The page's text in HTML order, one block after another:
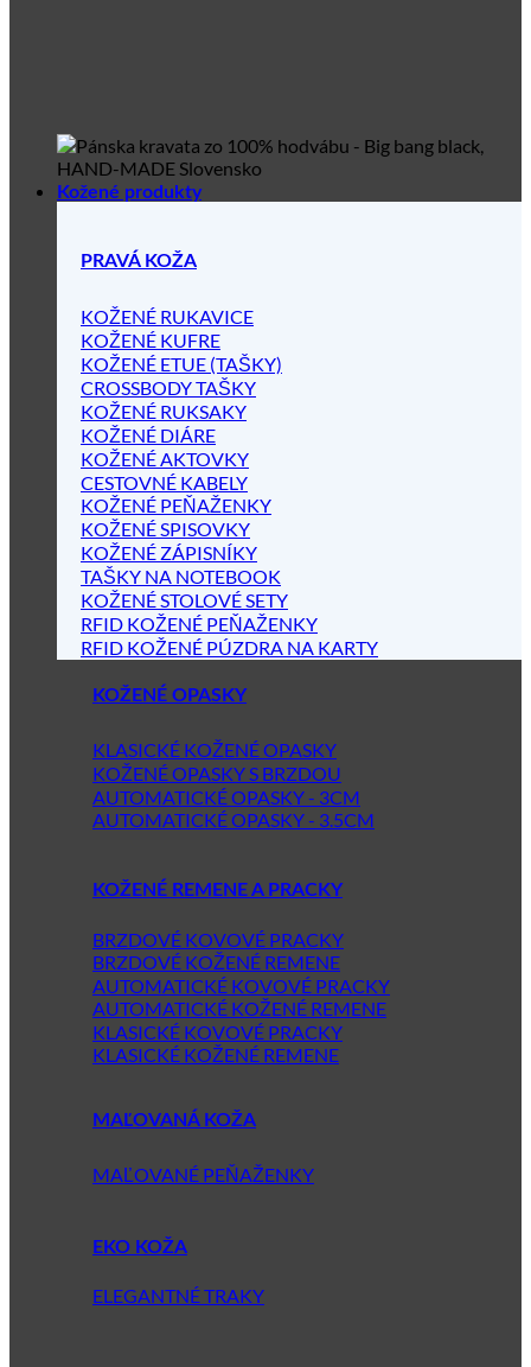
Kožené produkty
PRAVÁ KOŽA
KOŽENÉ RUKAVICE
KOŽENÉ KUFRE
KOŽENÉ ETUE (TAŠKY)
CROSSBODY TAŠKY
KOŽENÉ RUKSAKY
KOŽENÉ DIÁRE
KOŽENÉ AKTOVKY
CESTOVNÉ KABELY
KOŽENÉ PEŇAŽENKY
KOŽENÉ SPISOVKY
KOŽENÉ ZÁPISNÍKY
TAŠKY NA NOTEBOOK
KOŽENÉ STOLOVÉ SETY
RFID KOŽENÉ PEŇAŽENKY
RFID KOŽENÉ PÚZDRA NA KARTY
KOŽENÉ OPASKY
KLASICKÉ KOŽENÉ OPASKY
KOŽENÉ OPASKY S BRZDOU
AUTOMATICKÉ OPASKY - 3CM
AUTOMATICKÉ OPASKY - 3.5CM
KOŽENÉ REMENE A PRACKY
BRZDOVÉ KOVOVÉ PRACKY
BRZDOVÉ KOŽENÉ REMENE
AUTOMATICKÉ KOVOVÉ PRACKY
AUTOMATICKÉ KOŽENÉ REMENE
KLASICKÉ KOVOVÉ PRACKY
KLASICKÉ KOŽENÉ REMENE
MAĽOVANÁ KOŽA
MAĽOVANÉ PEŇAŽENKY
EKO KOŽA
ELEGANTNÉ TRAKY